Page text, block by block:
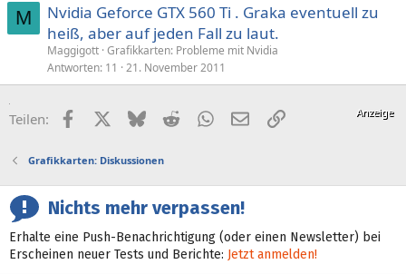
M
Nvidia Geforce GTX 560 Ti . Graka eventuell zu
heiß, aber auf jeden Fall zu laut.
Maggigott Grafikkarten: Probleme mit Nvidia
Antworten 11 21. November 2011
Teilen: FacebookX (Twitter)
BlueskyRedditWhatsApp
E-MailLink
Grafikkarten: Diskussionen
Nichts mehr verpassen!
Erhalte eine Push-Benachrichtigung (oder einen Newsletter) bei
Erscheinen neuer Tests und Berichte: Jetzt anmelden!